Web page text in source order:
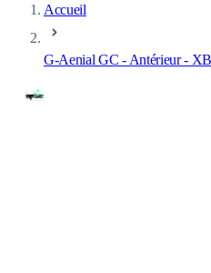
Accueil
G-Aenial GC - Antérieur -